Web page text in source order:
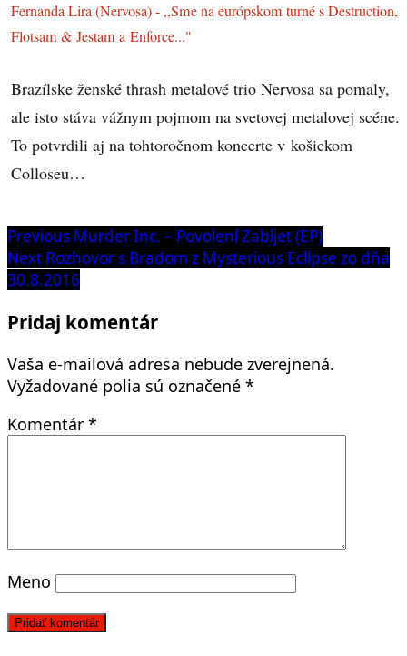
Fernanda Lira (Nervosa) - ,,Sme na európskom turné s Destruction,
Flotsam & Jestam a Enforce..."
Brazílske ženské thrash metalové trio Nervosa sa pomaly,
ale isto stáva vážnym pojmom na svetovej metalovej scéne.
To potvrdili aj na tohtoročnom koncerte v košickom
Colloseu…
Navigácia
v
článku
Previous Previous
post:
Murder Inc. – Povolení Zabíjet (EP)
Next Next
post:
Rozhovor s Bradom z Mysterious Eclipse zo dňa
30.8.2016
Pridaj komentár
Vaša e-mailová adresa nebude zverejnená.
Vyžadované polia sú označené *
Komentár *
Meno